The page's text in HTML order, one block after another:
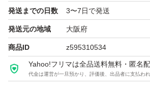
発送までの日数 3〜7日で発送
発送元の地域 大阪府
商品ID z595310534
Yahoo!フリマは全品送料無料・匿名
代金は運営が一旦預かり、評価後、出品者に支払わ